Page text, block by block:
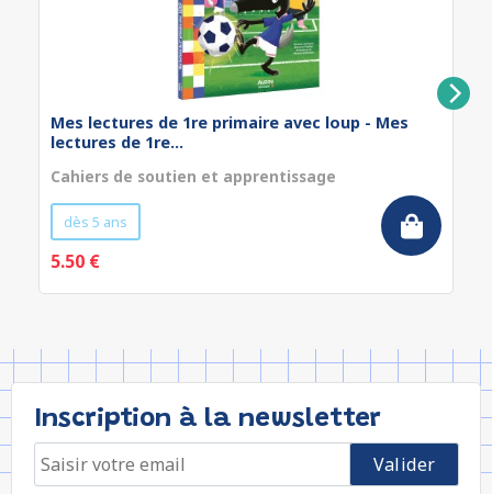
Mes lectures de 1re primaire avec loup - Mes
lectures de 1re...
Cahiers de soutien et apprentissage
dès 5 ans
5.50 €
Inscription à la newsletter